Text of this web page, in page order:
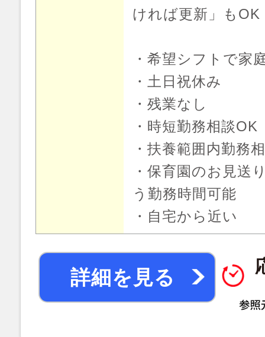
ければ更新」もOK
・希望シフトで家
・土日祝休み
・残業なし
・時短勤務相談OK
・扶養範囲内勤務
・保育園のお見送
う勤務時間可能
・自宅から近い
詳細を見る